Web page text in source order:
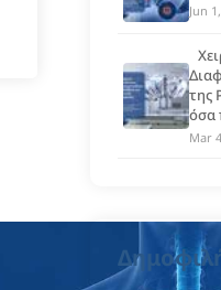
Jun
της
όσα
Mar